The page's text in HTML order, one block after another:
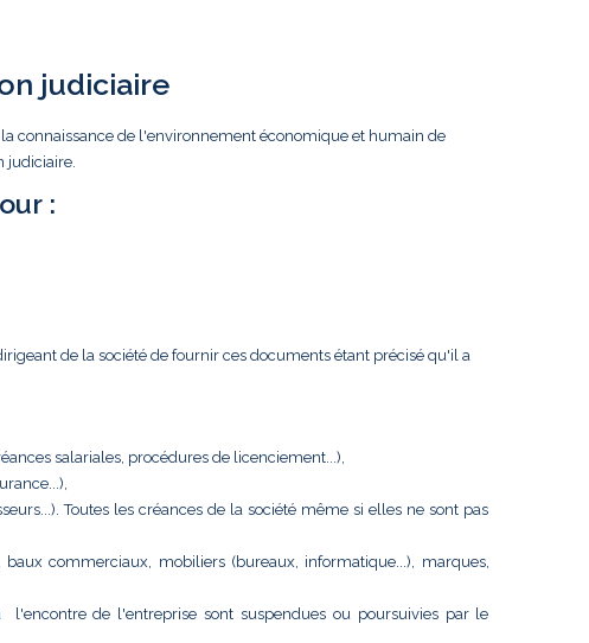
judiciaire
connaissance de l'environnement économique et humain de
judiciaire.
:
de la société de fournir ces documents étant précisé qu'il a
salariales, procédures de licenciement...),
Toutes les créances de la société même si elles ne sont pas
commerciaux, mobiliers (bureaux, informatique...), marques,
de l'entreprise sont suspendues ou poursuivies par le